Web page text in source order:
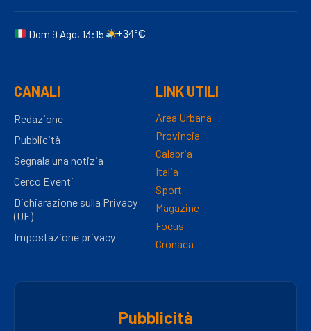
Dom 9 Ago, 13:15 +34°C
CANALI
Redazione
Pubblicità
Segnala una notizia
Cerco Eventi
Dichiarazione sulla Privacy
(UE)
Impostazione privacy
LINK UTILI
Area Urbana
Provincia
Calabria
Italia
Sport
Magazine
Focus
Cronaca
Pubblicità